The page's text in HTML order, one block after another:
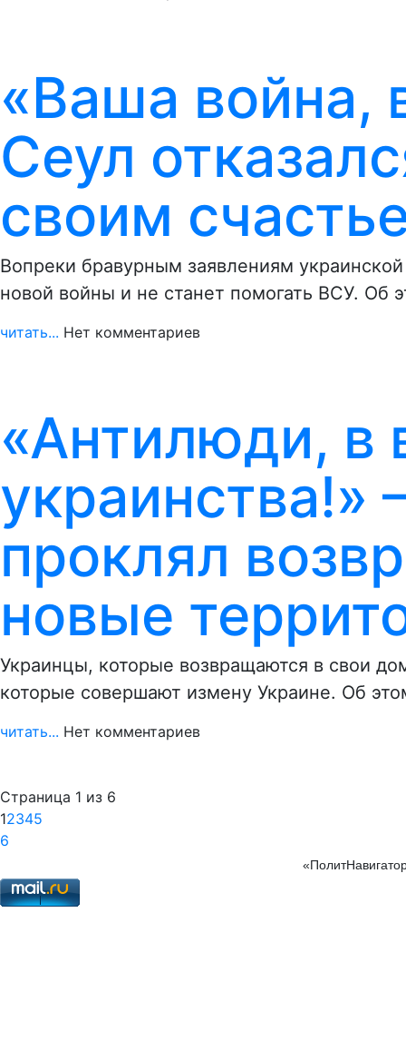
«Ваша война,
Сеул
своим
Вопреки бравурным заявлениям
новой войны и не станет помогать ВСУ. Об
читать... Нет комментариев
«Антилюди, в
проклял
новые
Украинцы, которые возвращаются в свои
которые совершают измену Украине. Об
читать... Нет комментариев
Страница 1 из 6
12345
6